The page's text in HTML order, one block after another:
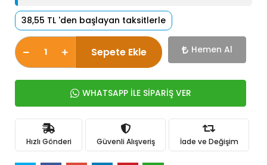
38,55 TL 'den başlayan taksitlerle
Sepete Ekle Hemen Al
WHATSAPP İLE SİPARİŞ VER
Hızlı Gönderi Güvenli Alışveriş İade ve Değişim